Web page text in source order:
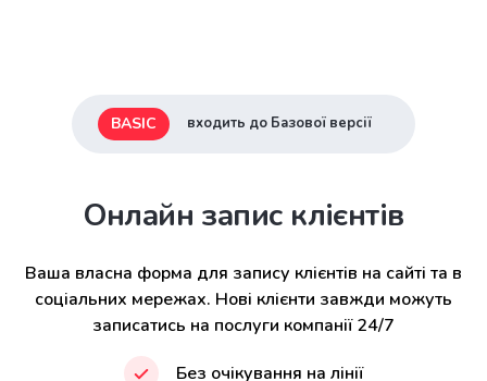
BASIC входить до Базової версії
Онлайн запис клієнтів
Ваша власна форма для запису клієнтів на сайті та в
соціальних мережах. Нові клієнти завжди можуть
записатись на послуги компанії 24/7
Без очікування на лінії